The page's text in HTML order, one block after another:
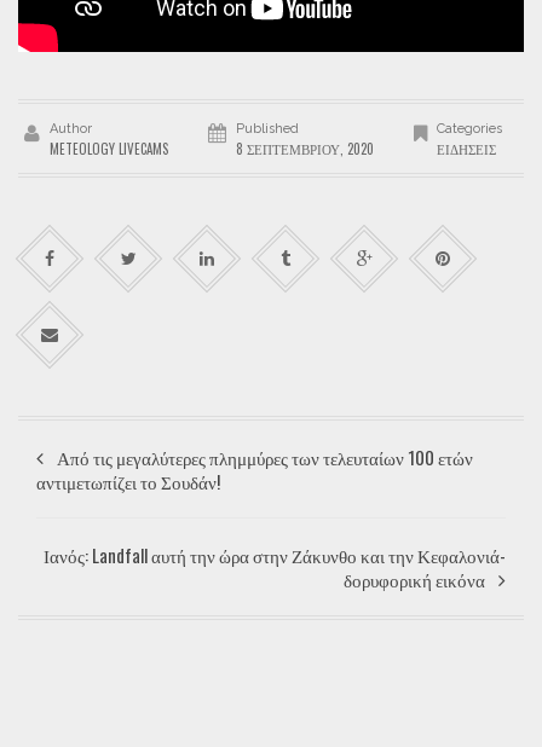
Author
METEOLOGY LIVECAMS
Published
8 ΣΕΠΤΕΜΒΡΊΟΥ, 2020
Categories
ΕΙΔΉΣΕΙΣ
Από τις μεγαλύτερες πλημμύρες των τελευταίων 100 ετών
αντιμετωπίζει το Σουδάν!
Ιανός: Landfall αυτή την ώρα στην Ζάκυνθο και την Κεφαλονιά-
δορυφορική εικόνα